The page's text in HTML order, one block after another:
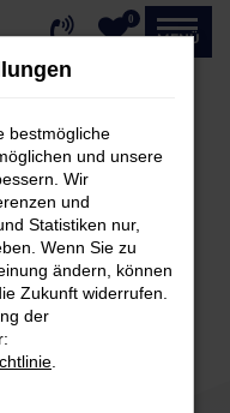
0
MENÜ
helfen können:
deine
Beispiel deine
bestmögliche
und unsere
Wir
und
Statistiken nur,
Wenn Sie zu
ändern, können
Zukunft widerrufen.
der